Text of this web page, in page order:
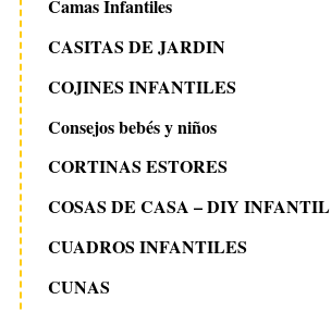
Camas Infantiles
CASITAS DE JARDIN
COJINES INFANTILES
Consejos bebés y niños
CORTINAS ESTORES
COSAS DE CASA – DIY INFANTIL
CUADROS INFANTILES
CUNAS